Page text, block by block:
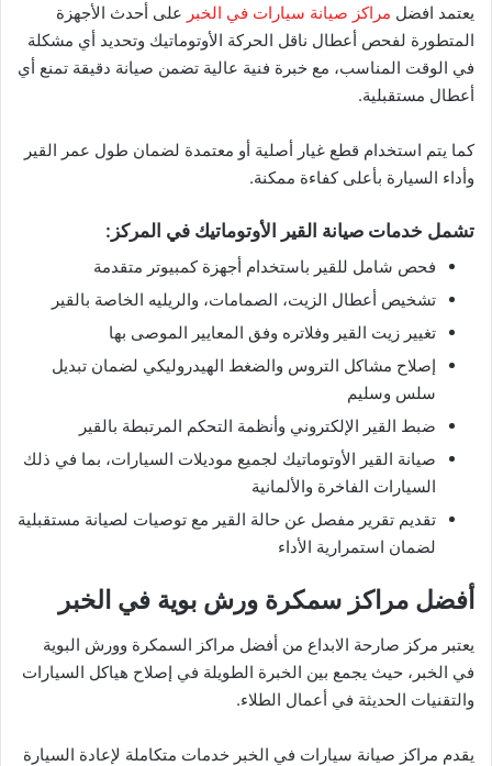
يعتمد افضل مراكز صيانة سيارات في الخبر على أحدث الأجهزة
المتطورة لفحص أعطال ناقل الحركة الأوتوماتيك وتحديد أي مشكلة
في الوقت المناسب، مع خبرة فنية عالية تضمن صيانة دقيقة تمنع أي
أعطال مستقبلية.
كما يتم استخدام قطع غيار أصلية أو معتمدة لضمان طول عمر القير
وأداء السيارة بأعلى كفاءة ممكنة.
تشمل خدمات صيانة القير الأوتوماتيك في المركز:
فحص شامل للقير باستخدام أجهزة كمبيوتر متقدمة
تشخيص أعطال الزيت، الصمامات، والريليه الخاصة بالقير
تغيير زيت القير وفلاتره وفق المعايير الموصى بها
إصلاح مشاكل التروس والضغط الهيدروليكي لضمان تبديل
سلس وسليم
ضبط القير الإلكتروني وأنظمة التحكم المرتبطة بالقير
صيانة القير الأوتوماتيك لجميع موديلات السيارات، بما في ذلك
السيارات الفاخرة والألمانية
تقديم تقرير مفصل عن حالة القير مع توصيات لصيانة مستقبلية
لضمان استمرارية الأداء
أفضل مراكز سمكرة ورش بوية في الخبر
يعتبر مركز صارحة الابداع من أفضل مراكز السمكرة وورش البوية
في الخبر، حيث يجمع بين الخبرة الطويلة في إصلاح هياكل السيارات
والتقنيات الحديثة في أعمال الطلاء.
يقدم مراكز صيانة سيارات في الخبر خدمات متكاملة لإعادة السيارة